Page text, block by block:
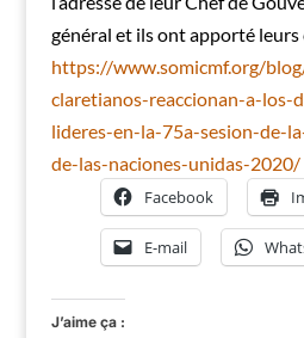
général et ils ont apporté
https://www.somicmf.org/
claretianos-reaccionan-a-los-
lideres-en-la-75a-sesion-de-
de-las-naciones-unidas-2020/
Facebook
E-mail
J’aime ça :